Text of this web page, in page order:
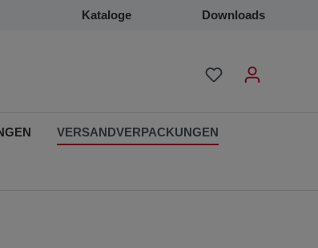
Kataloge Downloads
VERSANDVERPACKUNGEN